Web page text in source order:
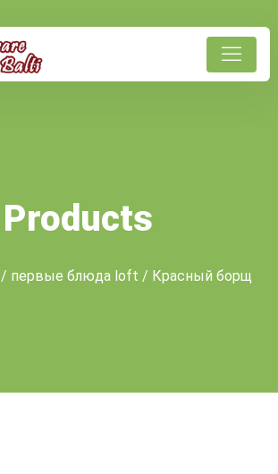
Products
/ первые блюда loft / Красный борщ